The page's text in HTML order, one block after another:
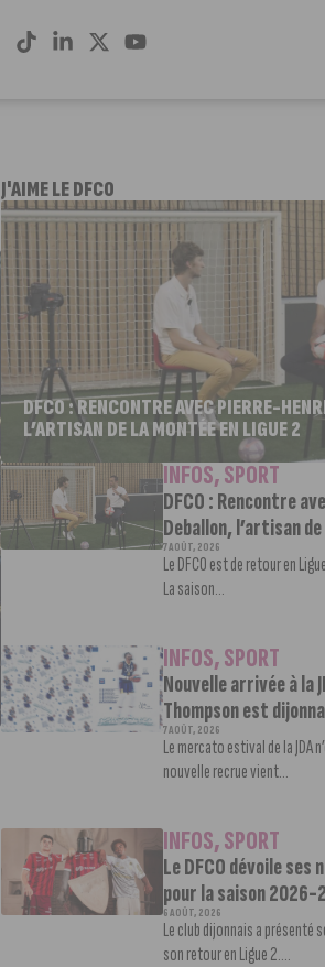
J'AIME LE DFCO
DFCO : RENCONTRE AVEC PIERRE-
L’ARTISAN DE LA MONTÉE EN LIGUE 2
INFOS,SPORT
DFCO : Rencontre
Deballon, l’artisan
7 AOÛT, 2026
Le DFCO est de retour en
La saison...
INFOS,SPORT
Nouvelle arrivée à la
Thompson est
7 AOÛT, 2026
Le mercato estival de la JDA
nouvelle recrue vient...
INFOS,SPORT
Le DFCO dévoile ses
pour la saison 2026-
6 AOÛT, 2026
Le club dijonnais a présenté
son retour en Ligue 2....